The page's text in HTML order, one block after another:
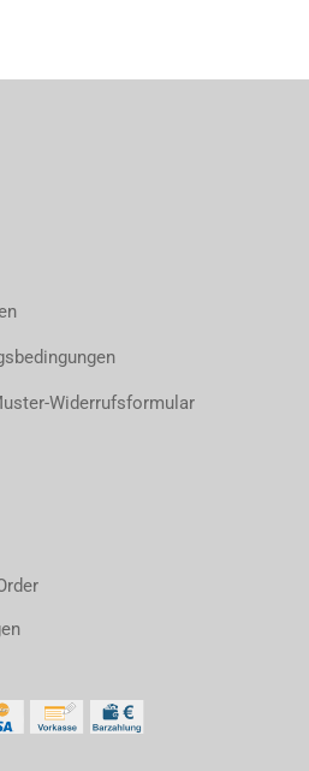
Widerrufsformular